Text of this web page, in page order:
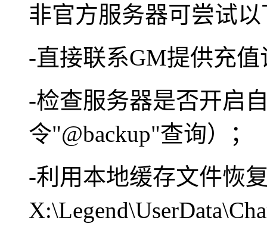
非官方服务器可尝试
-直接联系GM提供充
-检查服务器是否开启
令"@backup"查询）；
-利用本地缓存文件恢